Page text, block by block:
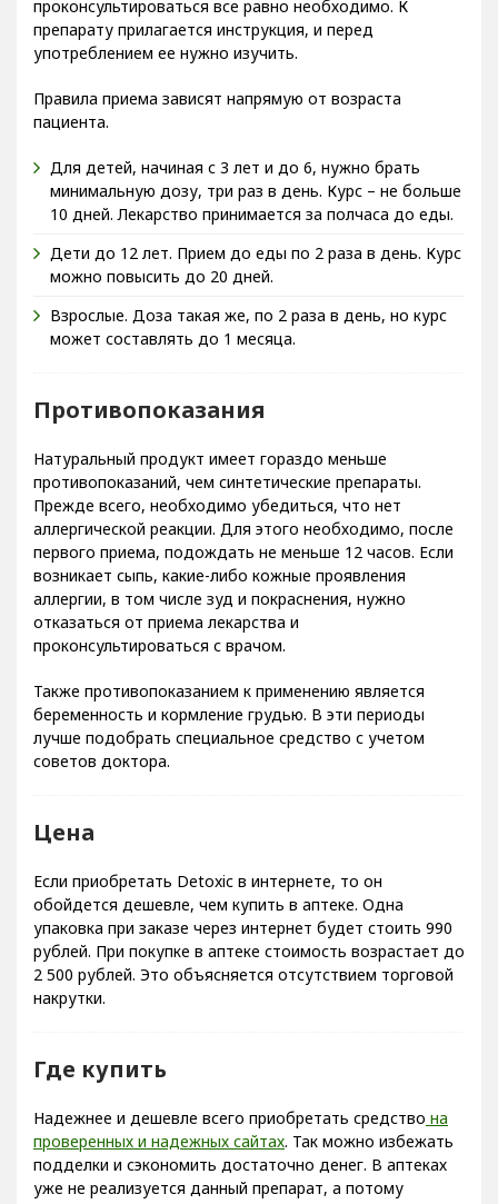
проконсультироваться все равно необходимо. К
препарату прилагается инструкция, и перед
употреблением ее нужно изучить.
Правила приема зависят напрямую от возраста
пациента.
Для детей, начиная с 3 лет и до 6, нужно брать
минимальную дозу, три раз в день. Курс – не больше
10 дней. Лекарство принимается за полчаса до еды.
Дети до 12 лет. Прием до еды по 2 раза в день. Курс
можно повысить до 20 дней.
Взрослые. Доза такая же, по 2 раза в день, но курс
может составлять до 1 месяца.
Противопоказания
Натуральный продукт имеет гораздо меньше
противопоказаний, чем синтетические препараты.
Прежде всего, необходимо убедиться, что нет
аллергической реакции. Для этого необходимо, после
первого приема, подождать не меньше 12 часов. Если
возникает сыпь, какие-либо кожные проявления
аллергии, в том числе зуд и покраснения, нужно
отказаться от приема лекарства и
проконсультироваться с врачом.
Также противопоказанием к применению является
беременность и кормление грудью. В эти периоды
лучше подобрать специальное средство с учетом
советов доктора.
Цена
Если приобретать Detoxic в интернете, то он
обойдется дешевле, чем купить в аптеке. Одна
упаковка при заказе через интернет будет стоить 990
рублей. При покупке в аптеке стоимость возрастает до
2 500 рублей. Это объясняется отсутствием торговой
накрутки.
Где купить
Надежнее и дешевле всего приобретать средство на
проверенных и надежных сайтах. Так можно избежать
подделки и сэкономить достаточно денег. В аптеках
уже не реализуется данный препарат, а потому